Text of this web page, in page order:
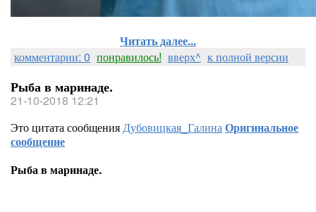
Читать далее...
комментарии: 0 понравилось! вверх^ к полной версии
Рыба в маринаде.
21-10-2018 12:21
Это цитата сообщенияДубовицкая_ГалинаОригинальное
сообщение
Рыба в маринаде.